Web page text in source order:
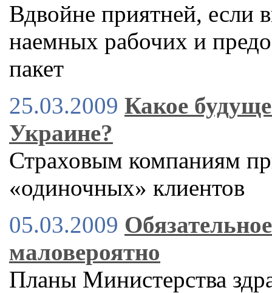
Вдвойне приятней, если
наемных рабочих и
пакет
25.03.2009 Какое
Украине?
Страховым компаниям
«одиночных» клиентов
05.03.2009
маловероятно
Планы Министерства